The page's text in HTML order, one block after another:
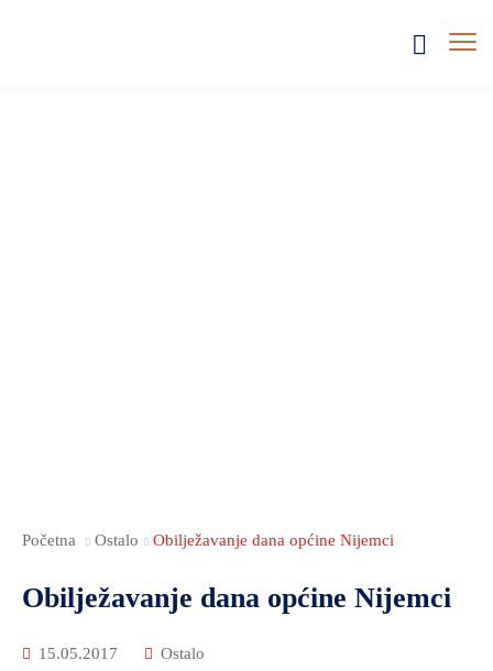
Početna Ostalo Obilježavanje dana općine Nijemci
Obilježavanje dana općine Nijemci
15.05.2017 Ostalo